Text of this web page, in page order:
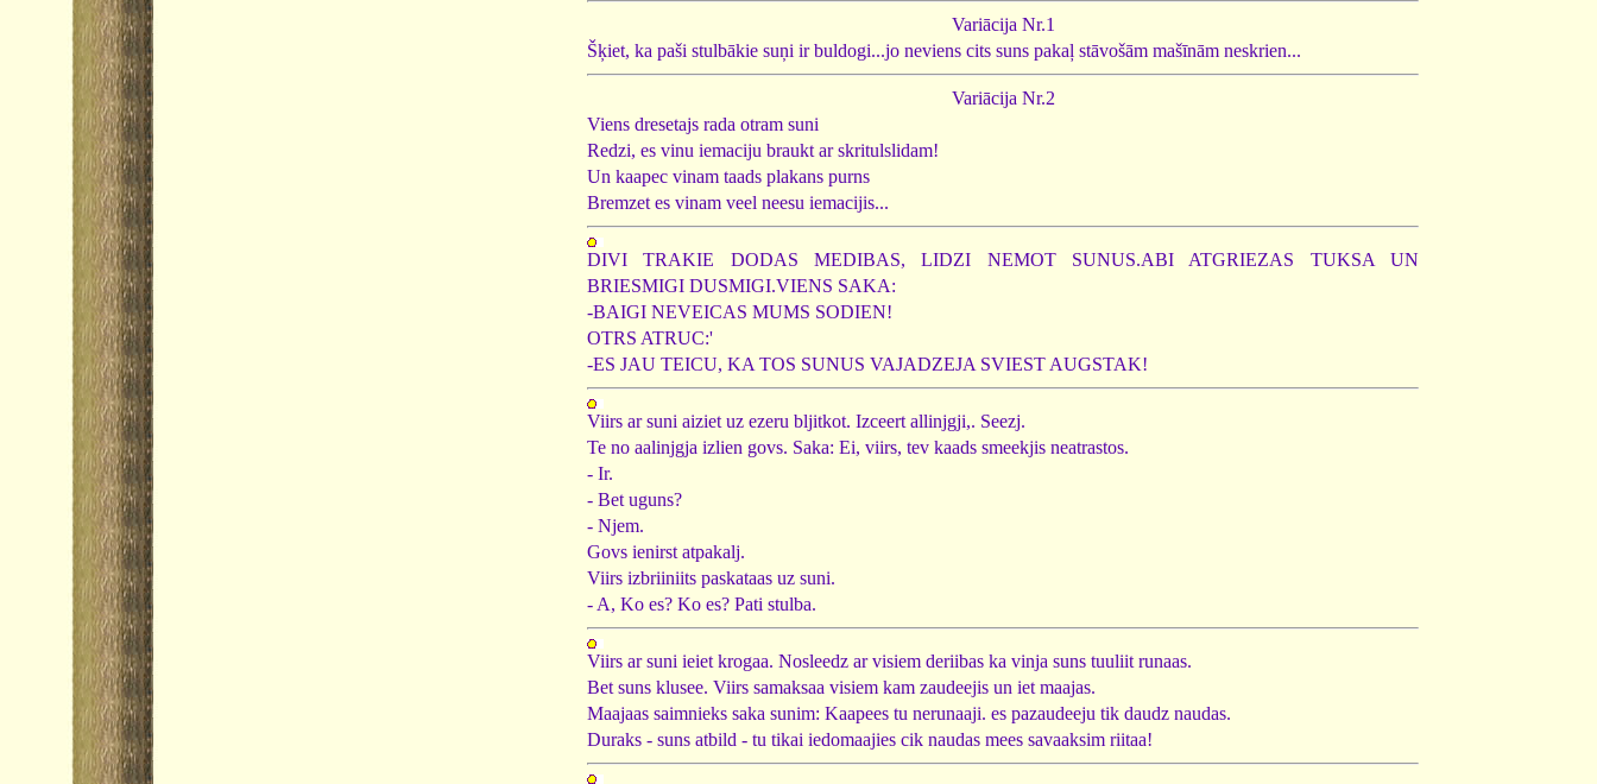
Variācija Nr.1
Šķiet, ka paši stulbākie suņi ir buldogi...jo neviens cits suns pakaļ stāvošām mašīnām neskrien...
Variācija Nr.2
Viens dresetajs rada otram suni
Redzi, es vinu iemaciju braukt ar skritulslidam!
Un kaapec vinam taads plakans purns
Bremzet es vinam veel neesu iemacijis...
DIVI TRAKIE DODAS MEDIBAS, LIDZI NEMOT SUNUS.ABI ATGRIEZAS TUKSA UN
BRIESMIGI DUSMIGI.VIENS SAKA:
-BAIGI NEVEICAS MUMS SODIEN!
OTRS ATRUC:'
-ES JAU TEICU, KA TOS SUNUS VAJADZEJA SVIEST AUGSTAK!
Viirs ar suni aiziet uz ezeru bljitkot. Izceert allinjgji,. Seezj.
Te no aalinjgja izlien govs. Saka: Ei, viirs, tev kaads smeekjis neatrastos.
- Ir.
- Bet uguns?
- Njem.
Govs ienirst atpakalj.
Viirs izbriiniits paskataas uz suni.
- A, Ko es? Ko es? Pati stulba.
Viirs ar suni ieiet krogaa. Nosleedz ar visiem deriibas ka vinja suns tuuliit runaas.
Bet suns klusee. Viirs samaksaa visiem kam zaudeejis un iet maajas.
Maajaas saimnieks saka sunim: Kaapees tu nerunaaji. es pazaudeeju tik daudz naudas.
Duraks - suns atbild - tu tikai iedomaajies cik naudas mees savaaksim riitaa!